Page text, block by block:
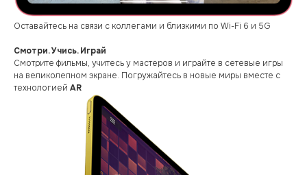
Оставайтесь на связи с коллегами и близкими по Wi-Fi 6 и 5G
Смотри. Учись. Играй
Смотрите фильмы, учитесь у мастеров и играйте в сетевые игры
на великолепном экране. Погружайтесь в новые миры вместе с
технологией AR